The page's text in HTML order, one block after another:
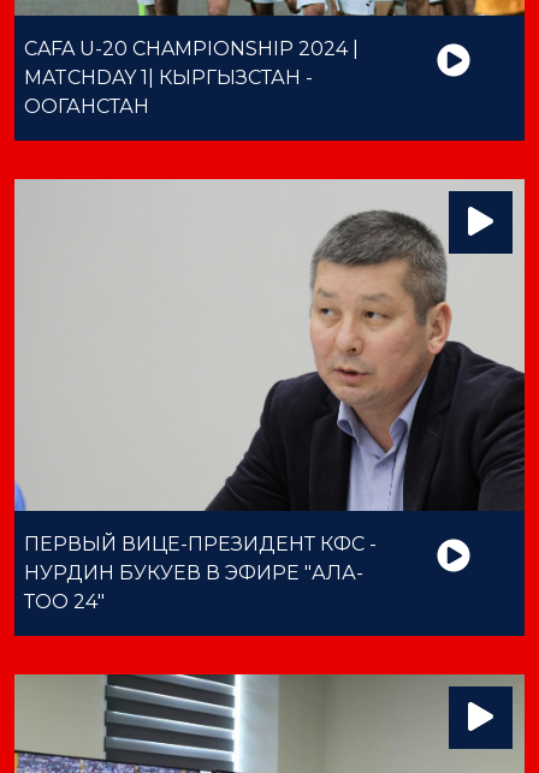
CAFA U-20 CHAMPIONSHIP 2024 |
MATCHDAY 1| КЫРГЫЗСТАН -
ООГАНСТАН
ПЕРВЫЙ ВИЦЕ-ПРЕЗИДЕНТ КФС -
НУРДИН БУКУЕВ В ЭФИРЕ "АЛА-
ТОО 24"